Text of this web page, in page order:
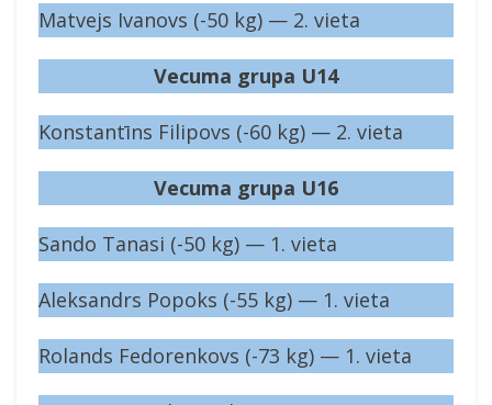
Matvejs Ivanovs (-50 kg) — 2. vieta
Vecuma grupa U14
Konstantīns Filipovs (-60 kg) — 2. vieta
Vecuma grupa U16
Sando Tanasi (-50 kg) — 1. vieta
Aleksandrs Popoks (-55 kg) — 1. vieta
Rolands Fedorenkovs (-73 kg) — 1. vieta